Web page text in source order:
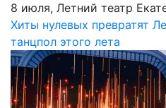
8 июля, Летний театр
Хиты нулевых превратят
танцпол этого лета